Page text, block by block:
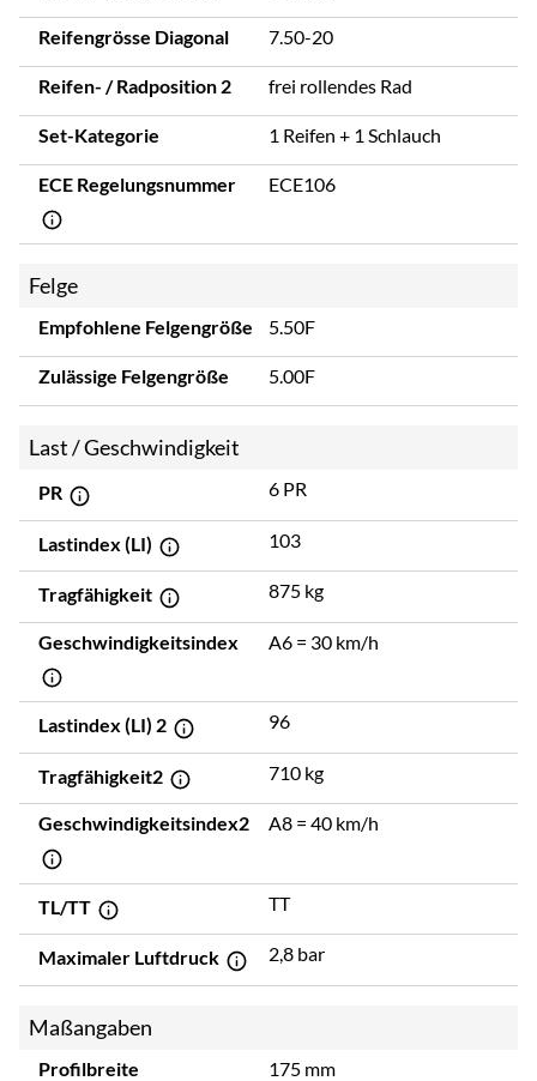
Reifengrösse Diagonal 7.50-20
Reifen- / Radposition 2 frei rollendes Rad
Set-Kategorie 1 Reifen + 1 Schlauch
ECE Regelungsnummer ECE106
Felge
Empfohlene Felgengröße 5.50F
Zulässige Felgengröße 5.00F
Last / Geschwindigkeit
PR 6 PR
Lastindex (LI) 103
Tragfähigkeit 875 kg
Geschwindigkeitsindex A6 = 30 km/h
Lastindex (LI) 2 96
Tragfähigkeit2 710 kg
Geschwindigkeitsindex2 A8 = 40 km/h
TL/TT TT
Maximaler Luftdruck 2,8 bar
Maßangaben
Profilbreite 175 mm